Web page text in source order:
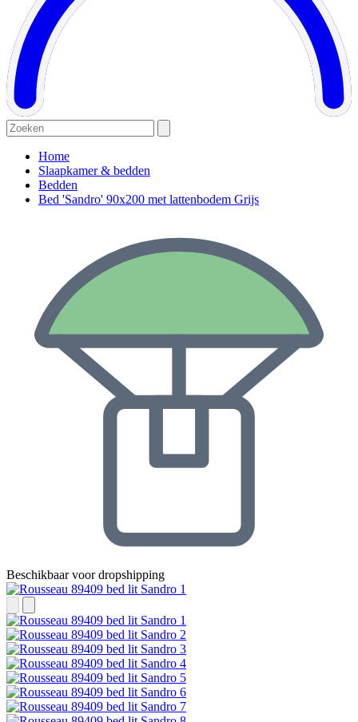
Home
Slaapkamer & bedden
Bedden
Bed 'Sandro' 90x200 met lattenbodem Grijs
Beschikbaar voor dropshipping